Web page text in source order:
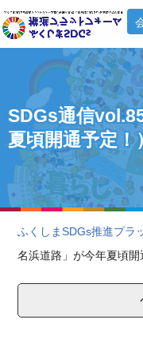
SDGs通信
夏頃開通予定！
ふくしまSDGs推進プラ
名浜道路」が今年夏頃開